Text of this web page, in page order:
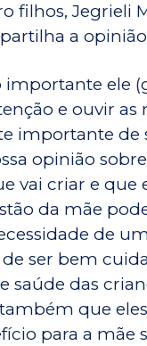
filhos, Jegrieli
a
importante ele
e ouvir as
importante de
opinião
vai criar e que
da mãe
de
ser bem
saúde das
que
para a mãe